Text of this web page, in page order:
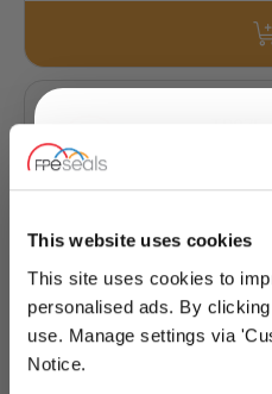
This website uses cookies
This site uses cookies to
personalised ads. By
use. Manage settings via
Notice.
99
UNLOCK
YOUR
Sign up for special